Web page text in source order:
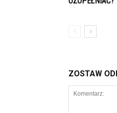
ZOSTAW